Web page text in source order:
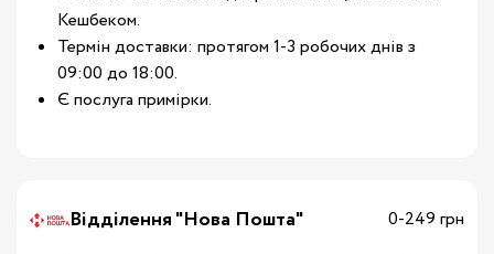
Кешбеком.
Термін доставки: протягом 1-3 робочих днів з
09:00 до 18:00.
Є послуга примірки.
Відділення "Нова Пошта"
0-249 грн